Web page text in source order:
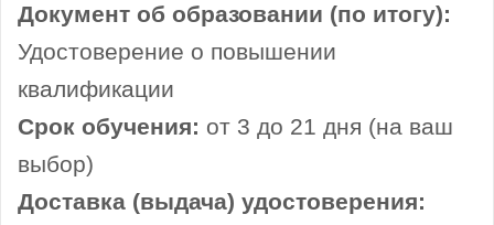
Документ об образовании (по итогу):
Удостоверение о повышении
квалификации
Срок обучения: от 3 до 21 дня (на ваш
выбор)
Доставка (выдача) удостоверения: